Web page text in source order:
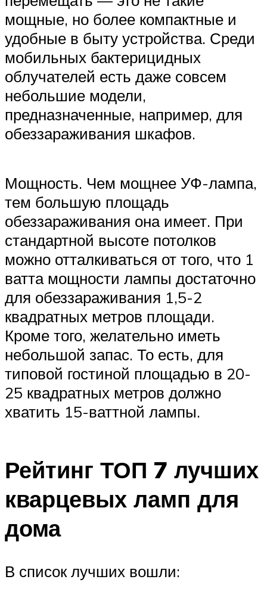
мощные, но более компактные и
удобные в быту устройства. Среди
мобильных бактерицидных
облучателей есть даже совсем
небольшие модели,
предназначенные, например, для
обеззараживания шкафов.
Мощность. Чем мощнее УФ-лампа,
тем большую площадь
обеззараживания она имеет. При
стандартной высоте потолков
можно отталкиваться от того, что 1
ватта мощности лампы достаточно
для обеззараживания 1,5-2
квадратных метров площади.
Кроме того, желательно иметь
небольшой запас. То есть, для
типовой гостиной площадью в 20-
25 квадратных метров должно
хватить 15-ваттной лампы.
Рейтинг ТОП 7 лучших
кварцевых ламп для
дома
В список лучших вошли: